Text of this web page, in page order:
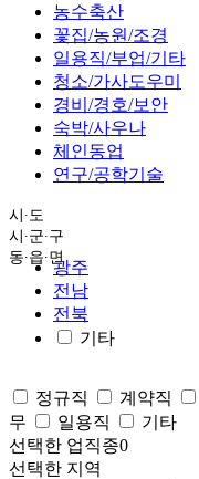
농수축산
꽃집/농원/조경
일용직/부업/기타
청소/가사도우미
경비/경호/보안
숙박/사우나
체인동업
연구/공학기술
시∙도
시∙군∙구
동∙읍∙면
광주
전남
전북
기타
정규직 계약직
무
일용직
기타
선택한 업직종0
선택한 지역